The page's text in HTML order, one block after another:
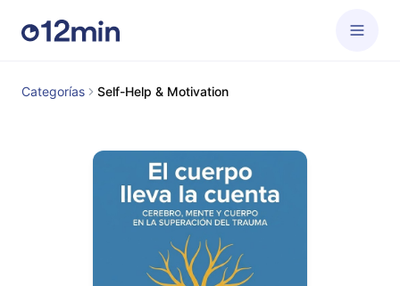
Categorías Self-Help & Motivation